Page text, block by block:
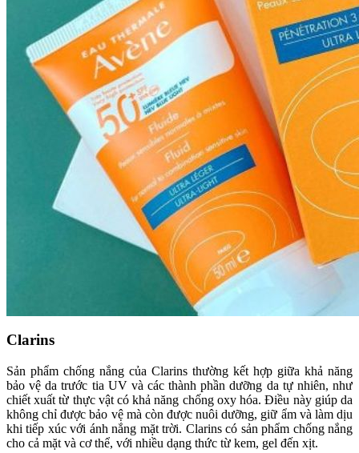
Clarins
Sản phẩm chống nắng của Clarins thường kết hợp giữa khả năng
bảo vệ da trước tia UV và các thành phần dưỡng da tự nhiên, như
chiết xuất từ thực vật có khả năng chống oxy hóa. Điều này giúp da
không chỉ được bảo vệ mà còn được nuôi dưỡng, giữ ẩm và làm dịu
khi tiếp xúc với ánh nắng mặt trời. Clarins có sản phẩm chống nắng
cho cả mặt và cơ thể, với nhiều dạng thức từ kem, gel đến xịt.